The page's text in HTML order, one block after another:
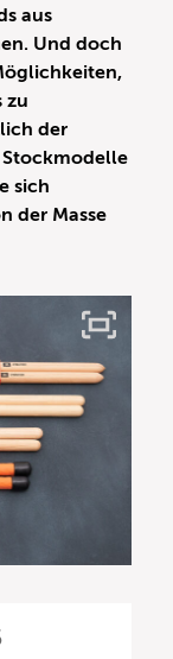
aus
Und doch
zu
der
sich
der Masse